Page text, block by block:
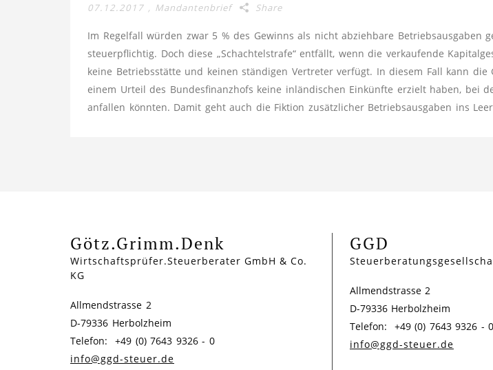
07.12.2017 , Mandantenbrief Share
Im Regelfall würden zwar 5 % des Gewinns als nicht abziehbare Betriebsausgaben
steuerpflichtig. Doch diese „Schachtelstrafe“ entfällt, wenn die verkaufende
keine Betriebsstätte und keinen ständigen Vertreter verfügt. In diesem Fall kann die
einem Urteil des Bundesfinanzhofs keine inländischen Einkünfte erzielt haben, bei
anfallen könnten. Damit geht auch die Fiktion zusätzlicher Betriebsausgaben ins
Götz.Grimm.Denk
Wirtschaftsprüfer.Steuerberater GmbH & Co.
KG
Allmendstrasse 2
D-79336 Herbolzheim
Telefon: +49 (0) 7643 9326 - 0
info@ggd-steuer.de
GGD
Allmendstrasse 2
D-79336 Herbolzheim
Telefon: +49 (0) 7643 9326 - 0
info@ggd-steuer.de